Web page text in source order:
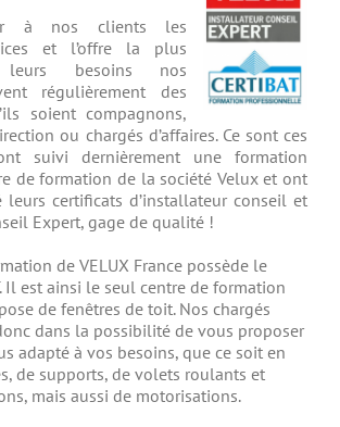
à nos clients les
et l’offre la plus
besoins nos
régulièrement des
soient compagnons,
ou chargés d’affaires. Ce sont ces
suivi dernièrement une formation
de formation de la société Velux et ont
leurs certificats d’installateur conseil et
Expert, gage de qualité !
de VELUX France possède le
Il est ainsi le seul centre de formation
de fenêtres de toit. Nos chargés
dans la possibilité de vous proposer
adapté à vos besoins, que ce soit en
de supports, de volets roulants et
mais aussi de motorisations.